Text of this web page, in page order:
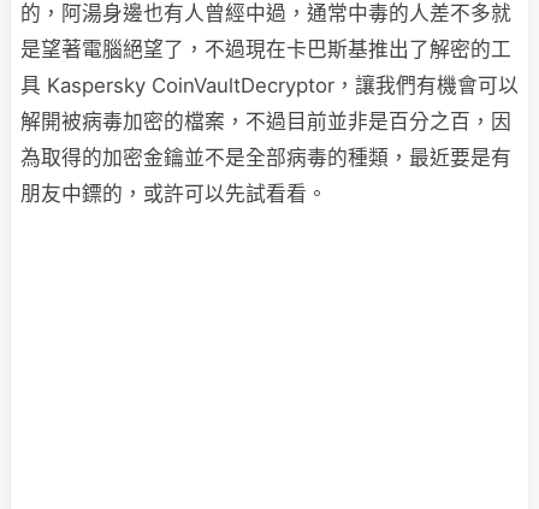
的，阿湯身邊也有人曾經中過，通常中毒的人差不多就
是望著電腦絕望了，不過現在卡巴斯基推出了解密的工
具 Kaspersky CoinVaultDecryptor，讓我們有機會可以
解開被病毒加密的檔案，不過目前並非是百分之百，因
為取得的加密金鑰並不是全部病毒的種類，最近要是有
朋友中鏢的，或許可以先試看看。